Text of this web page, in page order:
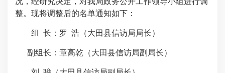
整。现将调整后的名单通知如下：
组 长：罗 浩（大田县信访局局长）
副组长：章高乾（大田县信访局副局长）